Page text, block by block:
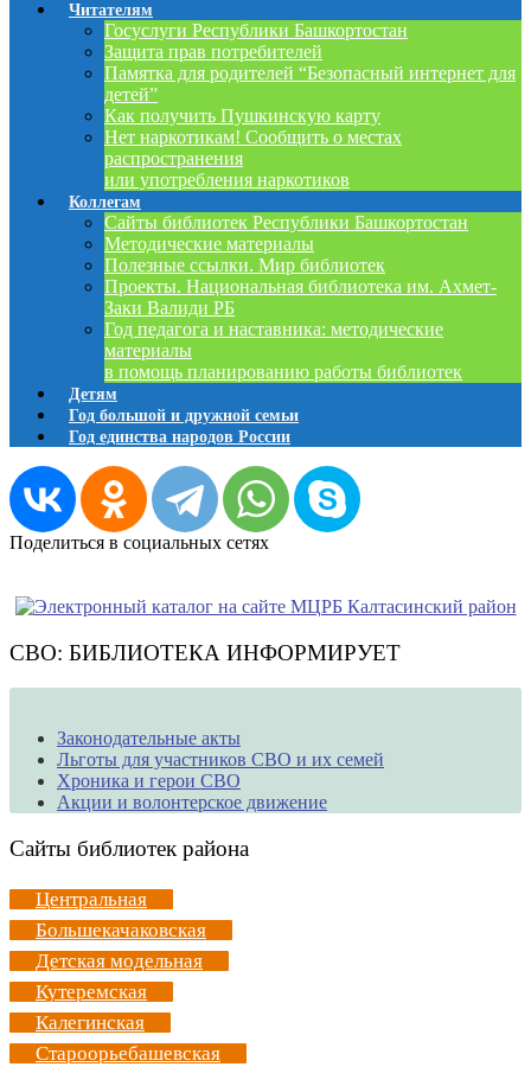
Читателям
Госуслуги Республики Башкортостан
Защита прав потребителей
Памятка для родителей “Безопасный интернет для
детей”
Как получить Пушкинскую карту
Нет наркотикам! Сообщить о местах
распространения
или употребления наркотиков
Коллегам
Сайты библиотек Республики Башкортостан
Методические материалы
Полезные ссылки. Мир библиотек
Проекты. Национальная библиотека им. Ахмет-
Заки Валиди РБ
Год педагога и наставника: методические
материалы
в помощь планированию работы библиотек
Детям
Год большой и дружной семьи
Год единства народов России
Поделиться в социальных сетях
СВО: БИБЛИОТЕКА ИНФОРМИРУЕТ
Законодательные акты
Льготы для участников СВО и их семей
Хроника и герои СВО
Акции и волонтерское движение
Сайты библиотек района
Центральная
Большекачаковская
Детская модельная
Кутеремская
Калегинская
Староорьебашевская